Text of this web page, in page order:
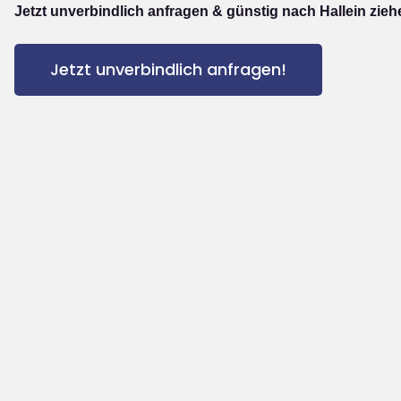
Jetzt unverbindlich anfragen & günstig nach Hallein
Jetzt unverbindlich anfragen!